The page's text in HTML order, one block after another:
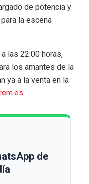
de potencia y
la escena
las 22:00 horas,
los amantes de la
ya a la venta en la
.
de